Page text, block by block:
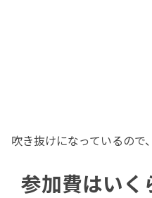
吹き抜けになっているの
参加費はいく